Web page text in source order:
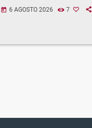
today 6 AGOSTO 2026 7